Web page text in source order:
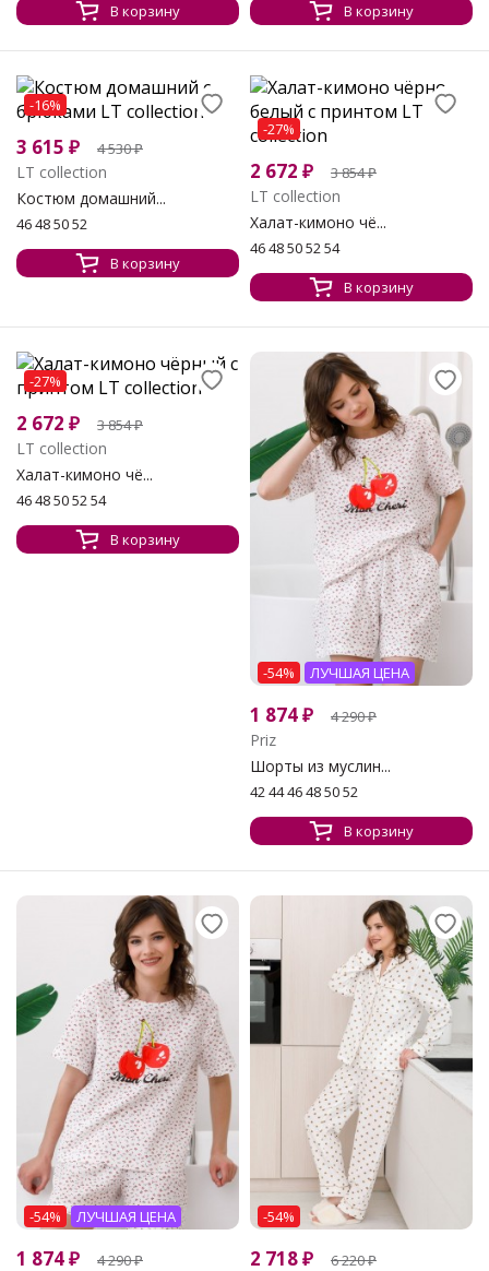
В корзину
В корзину
-16%
3 615 ₽ 4 530₽
LT collection
Костюм домашний...
46 48 50 52
В корзину
-27%
2 672 ₽ 3 854₽
LT collection
Халат-кимоно чё...
46 48 50 52 54
В корзину
-27%
2 672 ₽ 3 854₽
LT collection
Халат-кимоно чё...
46 48 50 52 54
В корзину
-54% ЛУЧШАЯ ЦЕНА
1 874₽ 4 290₽
Priz
Шорты из муслин...
42 44 46 48 50 52
В корзину
-54% ЛУЧШАЯ ЦЕНА
1 874₽ 4 290₽
-54%
2 718₽ 6 220₽